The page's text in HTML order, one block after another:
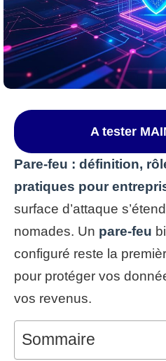
A tester
Pare-feu : définition,
pratiques pour
surface d’attaque
nomades. Un pare-feu
configuré reste la
pour protéger vos
vos revenus.
Sommaire